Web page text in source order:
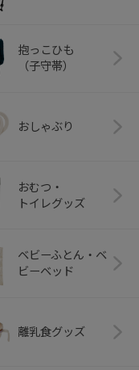
抱っこひも
（子守帯）
おしゃぶり
おむつ・
トイレグッズ
ベビーふとん・ベ
ビーベッド
離乳食グッズ